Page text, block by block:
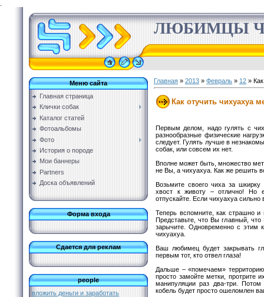
ЛЮБИМЦЫ
Меню сайта
Главная страница
Клички собак
Каталог статей
Фотоальбомы
Фото
История о породе
Мои баннеры
Partners
Доска объявлений
Форма входа
Сдается для реклам
people
вложить деньги и заработать
Главная » 2013 » Февраль » 12 »
Как отучить чихуахуа
Первым делом, надо гулять с
разнообразные физические
следует. Гулять лучше в
собак, или совсем их нет.
Вполне может быть, множество
не Вы, а чихуахуа. Как же решить
Возьмите своего чиха за
хвост к животу – отлично! Но
отпускайте. Если чихуахуа
Теперь вспомните, как страшно и
Представьте, что Вы главный,
зарычите. Одновременно с этим
чихуахуа.
Ваш любимец будет закрывать
первым тот, кто отвел глаза!
Дальше – «помечаем»
просто замойте метки, протрите
манипуляции раз два-три.
кобель будет просто ошеломлен